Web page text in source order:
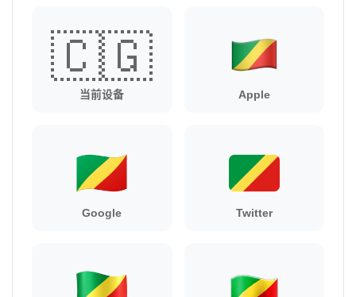
🇨🇬
当前设备 Apple
Google Twitter